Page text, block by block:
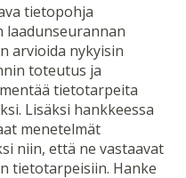
tietopohja
arvioida nykyisin
toteutus ja
tietotarpeita
Lisäksi hankkeessa
menetelmät
niin, että ne vastaavat
tietotarpeisiin. Hanke